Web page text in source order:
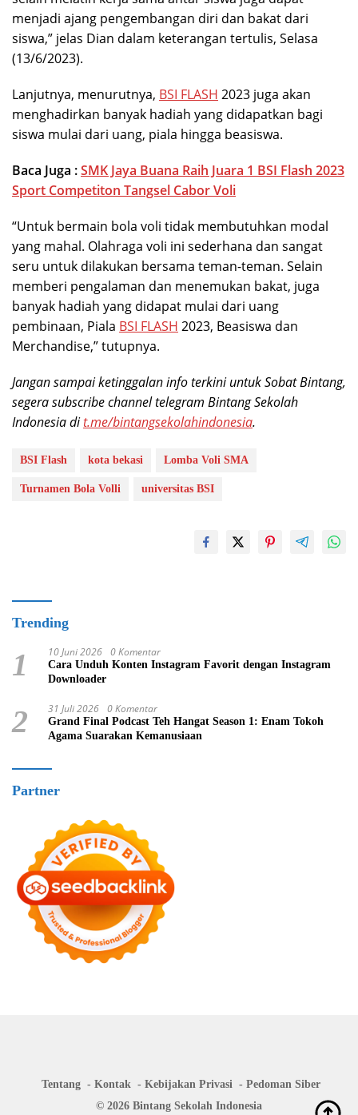
menjadi ajang pengembangan diri dan bakat dari
siswa,” jelas Dian dalam keterangan tertulis, Selasa
(13/6/2023).
Lanjutnya, menurutnya, BSI FLASH 2023 juga akan
menghadirkan banyak hadiah yang didapatkan bagi
siswa mulai dari uang, piala hingga beasiswa.
Baca Juga :SMK Jaya Buana Raih Juara 1 BSI Flash 2023
Sport Competiton Tangsel Cabor Voli
“Untuk bermain bola voli tidak membutuhkan modal
yang mahal. Olahraga voli ini sederhana dan sangat
seru untuk dilakukan bersama teman-teman. Selain
memberi pengalaman dan menemukan bakat, juga
banyak hadiah yang didapat mulai dari uang
pembinaan, Piala BSI FLASH 2023, Beasiswa dan
Merchandise,” tutupnya.
Jangan sampai ketinggalan info terkini untuk Sobat Bintang,
segera subscribe channel telegram Bintang Sekolah
Indonesia dit.me/bintangsekolahindonesia.
BSI Flash kota bekasi Lomba Voli SMA
Turnamen Bola Volli universitas BSI
Trending
1 10 Juni 2026 0 Komentar
Cara Unduh Konten Instagram Favorit dengan Instagram
Downloader
2 31 Juli 2026 0 Komentar
Grand Final Podcast Teh Hangat Season 1: Enam Tokoh
Agama Suarakan Kemanusiaan
Partner
Tentang Kontak Kebijakan Privasi
Pedoman Siber
© 2026 Bintang Sekolah Indonesia